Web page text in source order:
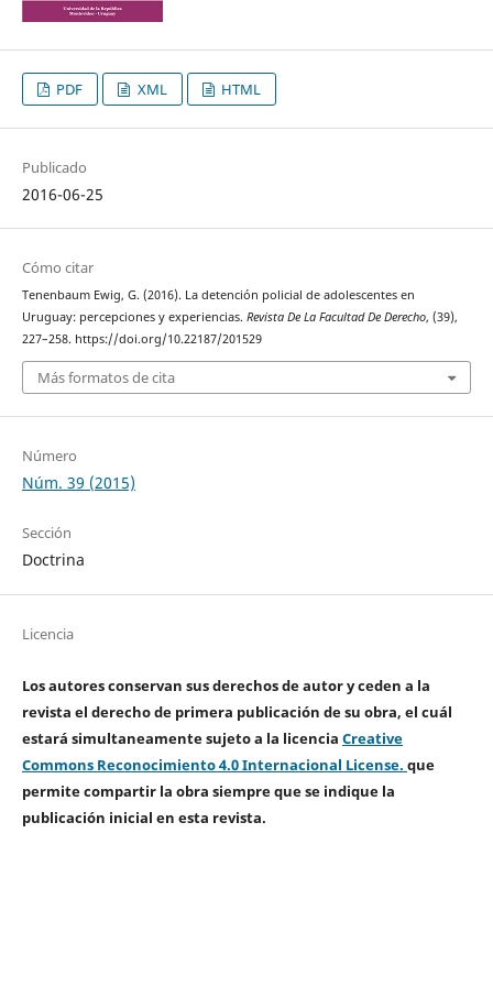
PDF XML HTML
Publicado
2016-06-25
Cómo citar
Tenenbaum Ewig, G. (2016). La detención policial de adolescentes en
Uruguay: percepciones y experiencias. Revista De La Facultad De Derecho, (39),
227–258. https://doi.org/10.22187/201529
Más formatos de cita
Número
Núm. 39 (2015)
Sección
Doctrina
Licencia
Los autores conservan sus derechos de autor y ceden a la
revista el derecho de primera publicación de su obra, el cuál
estará simultaneamente sujeto a la licencia Creative
Commons Reconocimiento 4.0 Internacional License. que
permite compartir la obra siempre que se indique la
publicación inicial en esta revista.